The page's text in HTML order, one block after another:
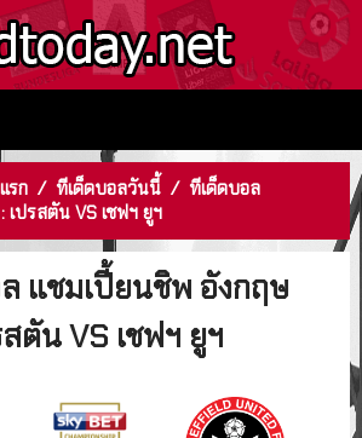
รก / ทีเด็ดบอลวันนี้ / ทีเด็ดบอล
ปรสตัน VS เชฟฯ ยูฯ
แชมเปี้ยนชิพ อังกฤษ
สตัน VS เชฟฯ ยูฯ